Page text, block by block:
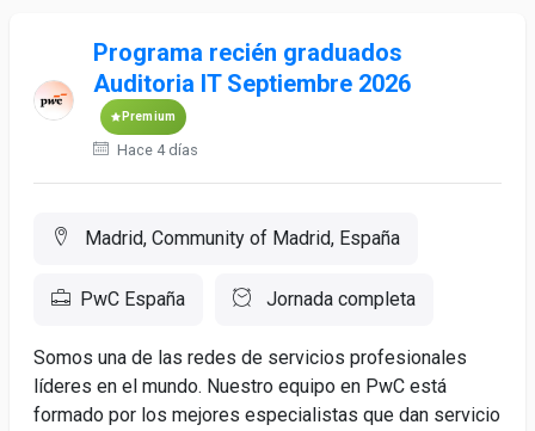
Programa recién graduados
Auditoria IT Septiembre 2026
Premium
Hace 4 días
Madrid, Community of Madrid, España
PwC España Jornada completa
Somos una de las redes de servicios profesionales
líderes en el mundo. Nuestro equipo en PwC está
formado por los mejores especialistas que dan servicio